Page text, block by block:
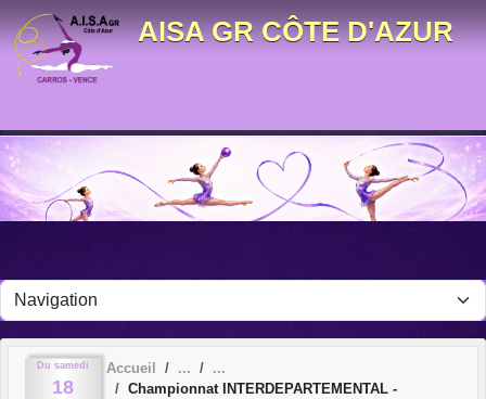
AISA GR CÔTE D'AZUR
Du samedi
18
Accueil
Championnat INTERDEPARTEMENTAL -
Panneau de gestion des cookies